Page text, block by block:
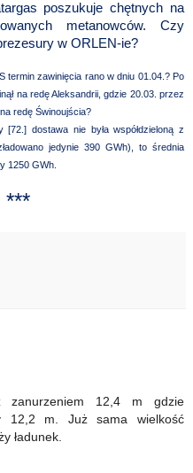
poszukuje chętnych na
metanowców. Czy
w ORLEN-ie?
termin zawinięcia rano w dniu 01.04.? Po
na redę Aleksandrii, gdzie 20.03. przez
redę Świnoujścia?
dostawa nie była współdzieloną z
jedynie 390 GWh), to średnia
1250 GWh.
***
zanurzeniem 12,4 m gdzie
12,2 m. Już sama wielkość
ładunek.